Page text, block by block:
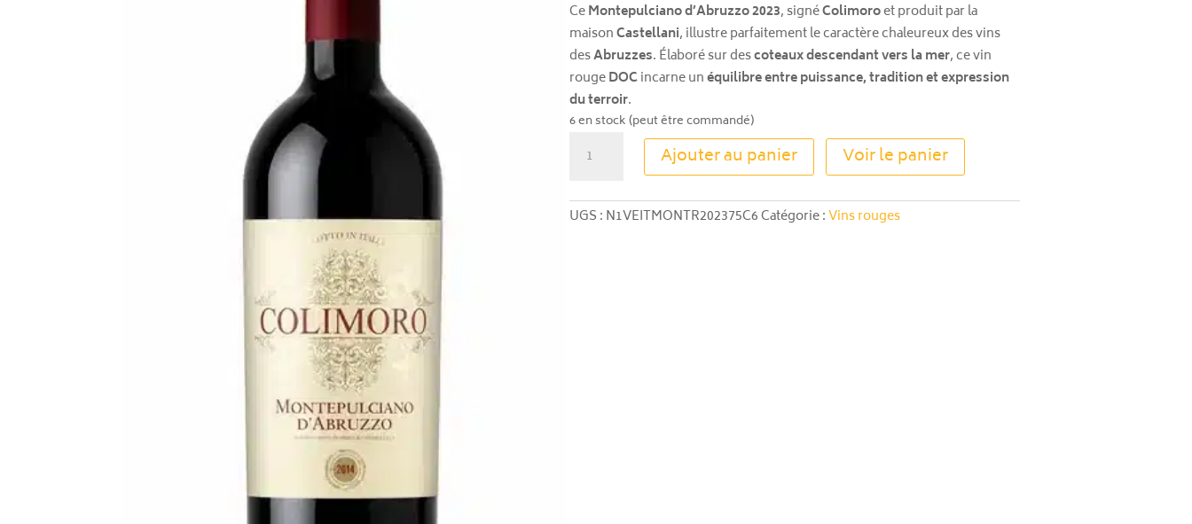
CeMontepulciano d’Abruzzo 2023, signéColimoroet produit par la
maisonCastellani, illustre parfaitement le caractère chaleureux des vins
desAbruzzes. Élaboré sur descoteaux descendant vers la mer, ce vin
rougeDOCincarne unéquilibre entre puissance, tradition et expression
du terroir.
6 en stock (peut être commandé)
Montepulciano
D'abruzzo
Colimoro
Ajouter au panier Voir le panier
A
e
UGS : N1VEITMONTR202375C6Catégorie :Vins rouges